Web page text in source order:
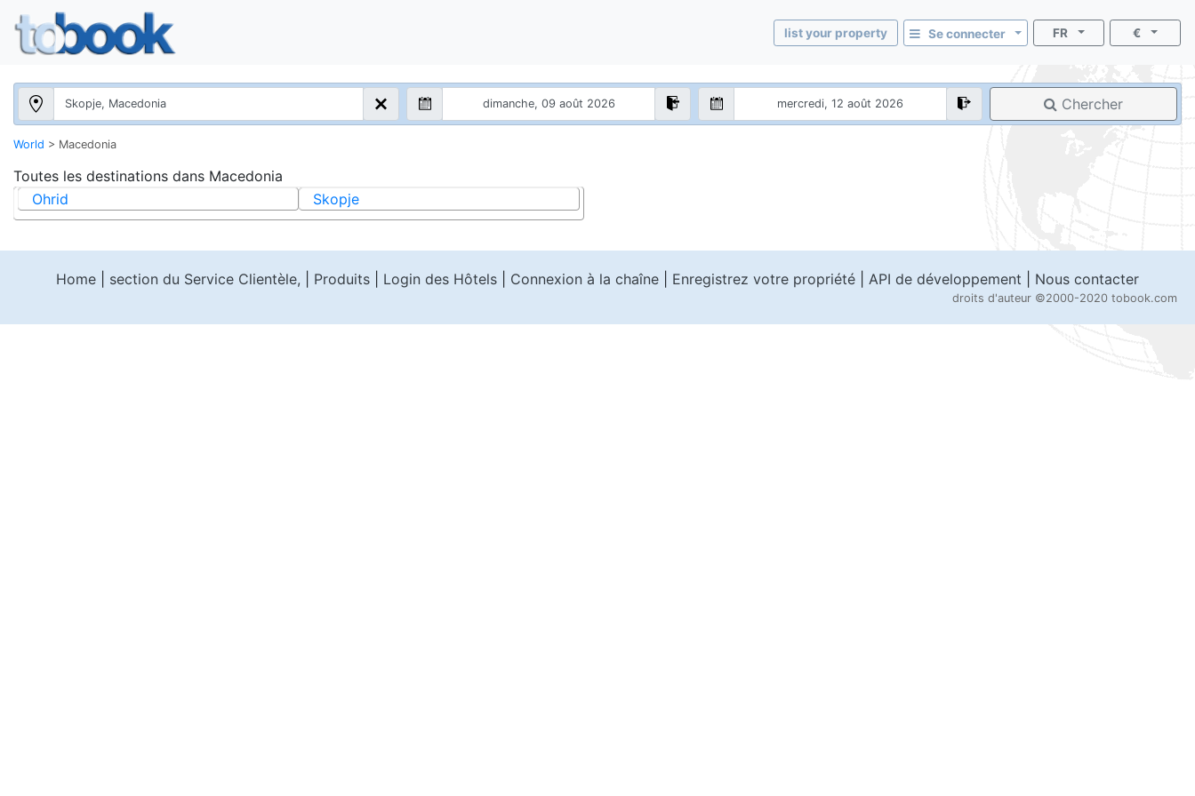
list your property Se connecter FR €
Chercher
World > Macedonia
Toutes les destinations dans Macedonia
Ohrid
Skopje
Home section du Service Clientèle, Produits Login des Hôtels Connexion à la chaîne Enregistrez votre propriété API de développement Nous contacter
droits d'auteur ©2000-2020 tobook.com